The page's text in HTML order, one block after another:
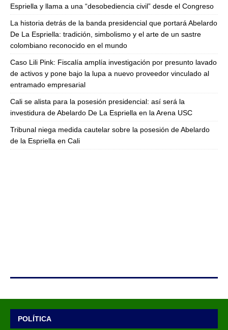
Espriella y llama a una “desobediencia civil” desde el Congreso
La historia detrás de la banda presidencial que portará Abelardo
De La Espriella: tradición, simbolismo y el arte de un sastre
colombiano reconocido en el mundo
Caso Lili Pink: Fiscalía amplía investigación por presunto lavado
de activos y pone bajo la lupa a nuevo proveedor vinculado al
entramado empresarial
Cali se alista para la posesión presidencial: así será la
investidura de Abelardo De La Espriella en la Arena USC
Tribunal niega medida cautelar sobre la posesión de Abelardo
de la Espriella en Cali
POLÍTICA